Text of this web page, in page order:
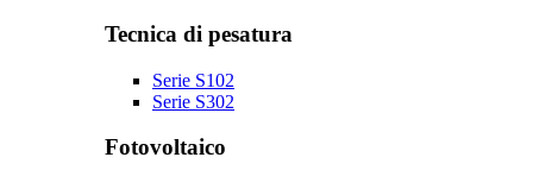
Tecnica di pesatura
Serie S102
Serie S302
Fotovoltaico